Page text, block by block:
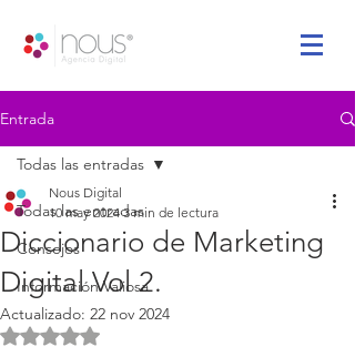
Entrada
Todas las entradas
Consejos
Información Valiosa
Todas las entradas
Diccionario de Marketing
Digital Vol 2.
Nous Digital
10 may 2024 3 min de lectura
Actualizado: 22 nov 2024
Obtuvo NaN de 5 estrellas.